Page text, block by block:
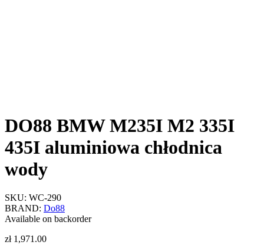
DO88 BMW M235I M2 335I
435I aluminiowa chłodnica
wody
SKU: WC-290
BRAND: Do88
Available on backorder
zł1,971.00